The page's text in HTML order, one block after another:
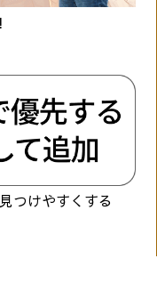
つけやすくする